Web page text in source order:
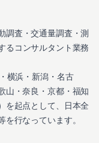
調査 ・交通量調査 ・測
るコンサルタント業務
横浜・新潟・名古
山・奈良・京都・福知
を起点として、日本全
行なっています。